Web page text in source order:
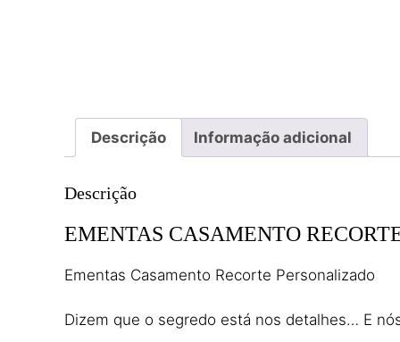
Descrição Informação adicional
Descrição
EMENTAS CASAMENTO
Ementas Casamento Recorte Personalizado
Dizem que o segredo está nos detalhes… E